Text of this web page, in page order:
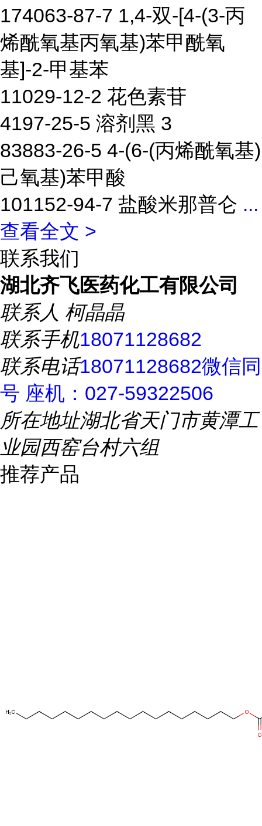
174063-87-7 1,4-双-[4-(3-丙
烯酰氧基丙氧基)苯甲酰氧
基]-2-甲基苯
11029-12-2 花色素苷
4197-25-5 溶剂黑 3
83883-26-5 4-(6-(丙烯酰氧基)
己氧基)苯甲酸
101152-94-7 盐酸米那普仑 ...
查看全文 >
联系我们
湖北齐飞医药化工有限公司
联系人 柯晶晶
联系手机18071128682
联系电话18071128682微信同
号 座机：027-59322506
所在地址湖北省天门市黄潭工
业园西窑台村六组
推荐产品